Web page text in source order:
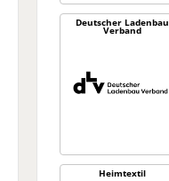
Deutscher Ladenbau
Verband
Heimtextil